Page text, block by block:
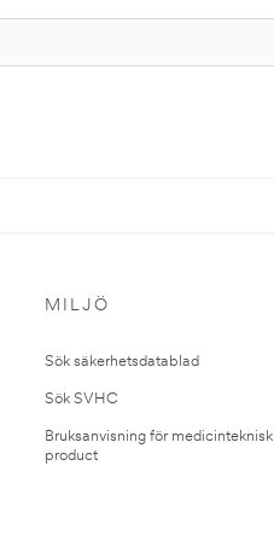
MILJÖ
Sök säkerhetsdatablad
Sök SVHC
Bruksanvisning för medicinteknisk
product